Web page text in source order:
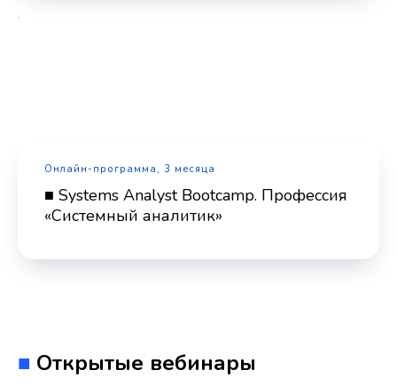
Онлайн-программа, 3 месяца
■ Systems Analyst Bootcamp. Профессия
«Системный аналитик»
■ Открытые вебинары